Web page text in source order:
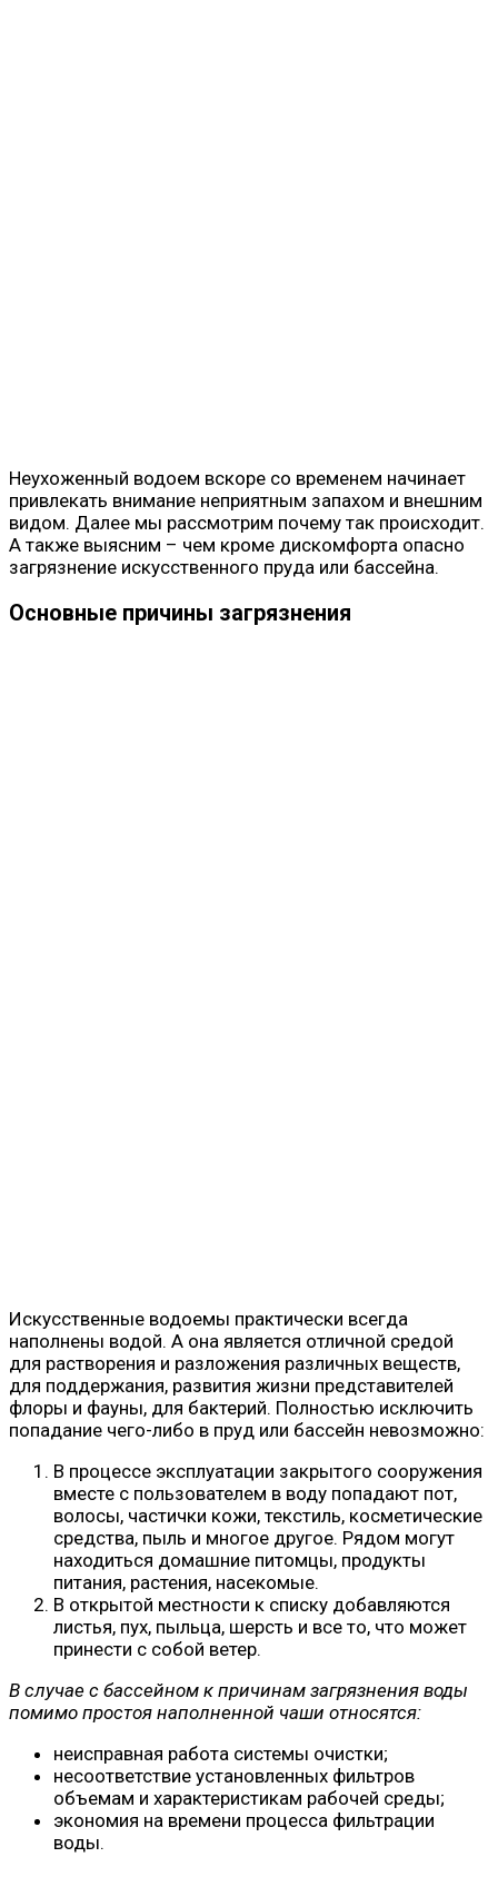
Неухоженный водоем вскоре со временем начинает
привлекать внимание неприятным запахом и внешним
видом. Далее мы рассмотрим почему так происходит.
А также выясним – чем кроме дискомфорта опасно
загрязнение искусственного пруда или бассейна.
Основные причины загрязнения
Искусственные водоемы практически всегда
наполнены водой. А она является отличной средой
для растворения и разложения различных веществ,
для поддержания, развития жизни представителей
флоры и фауны, для бактерий. Полностью исключить
попадание чего-либо в пруд или бассейн невозможно:
В процессе эксплуатации закрытого сооружения
вместе с пользователем в воду попадают пот,
волосы, частички кожи, текстиль, косметические
средства, пыль и многое другое. Рядом могут
находиться домашние питомцы, продукты
питания, растения, насекомые.
В открытой местности к списку добавляются
листья, пух, пыльца, шерсть и все то, что может
принести с собой ветер.
В случае с бассейном к причинам загрязнения воды
помимо простоя наполненной чаши относятся:
неисправная работа системы очистки;
несоответствие установленных фильтров
объемам и характеристикам рабочей среды;
экономия на времени процесса фильтрации
воды.